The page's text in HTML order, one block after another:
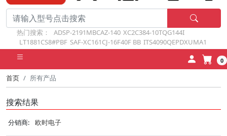
热门搜索： ADSP-2191MBCAZ-140 XC2C384-10TQG144I
LT1881CS8#PBF SAF-XC161CJ-16F40F BB ITS4090QEPDXUMA1
0
首页 所有产品
搜索结果
分销商: 欧时电子